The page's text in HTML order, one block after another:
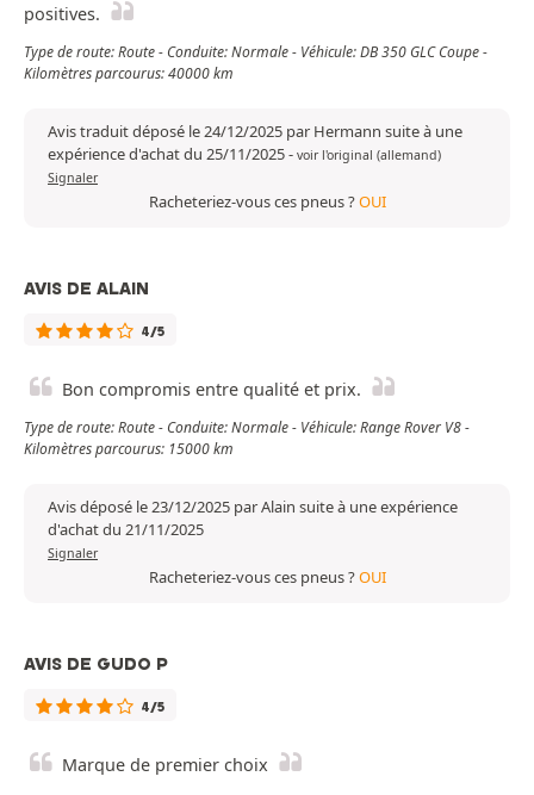
positives.
Type de route: Route - Conduite: Normale - Véhicule: DB 350 GLC Coupe -
Kilomètres parcourus: 40000 km
Avis traduit déposé le 24/12/2025 par Hermann suite à une
expérience d'achat du 25/11/2025- voir l'original (allemand)
Signaler
Racheteriez-vous ces pneus ?OUI
AVIS DE ALAIN
4/5
Bon compromis entre qualité et prix.
Type de route: Route - Conduite: Normale - Véhicule: Range Rover V8 -
Kilomètres parcourus: 15000 km
Avis déposé le 23/12/2025 par Alain suite à une expérience
d'achat du 21/11/2025
Signaler
Racheteriez-vous ces pneus ?OUI
AVIS DE GUDO P
4/5
Marque de premier choix